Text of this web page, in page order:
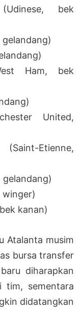
bek
Ham, bek
United,
Etienne,
gelandang)
winger)
kanan)
Atalanta musim
bursa transfer
diharapkan
tim, sementara
didatangkan